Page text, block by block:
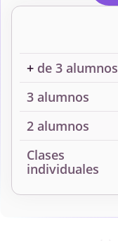
+ de 3 alumnos
3 alumnos
2 alumnos
Clases
individuales